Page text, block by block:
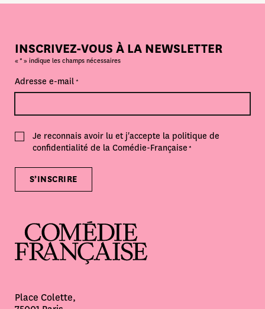
INSCRIVEZ-VOUS À LA NEWSLETTER
«* » indique les champs nécessaires
Adresse e-mail *
Consent
*
Je reconnais avoir lu et j'accepte la politique de
confidentialité de la Comédie-Française*
S’INSCRIRE
Place Colette,